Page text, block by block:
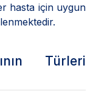
hasta için uygun
Türleri